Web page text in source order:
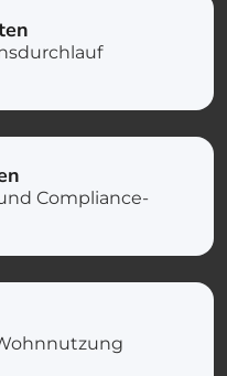
Compliance-